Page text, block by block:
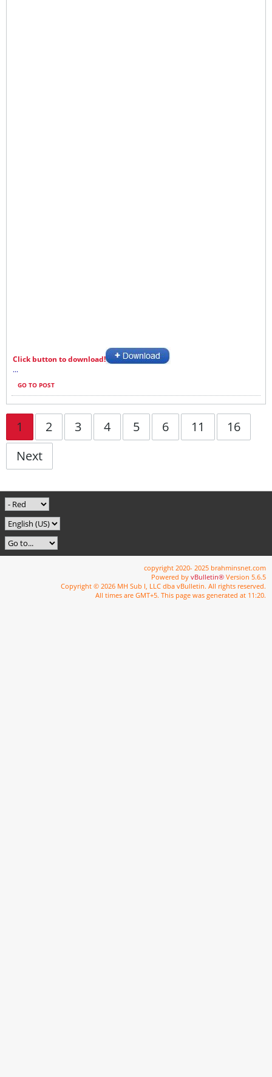
Click button to download!
...
GO TO POST
1 2 3 4 5 6 11
16
Next
copyright 2020- 2025 brahminsnet.com
Powered by vBulletin® Version 5.6.5
Copyright © 2026 MH Sub I, LLC dba vBulletin. All rights reserved.
All times are GMT+5. This page was generated at 11:20.